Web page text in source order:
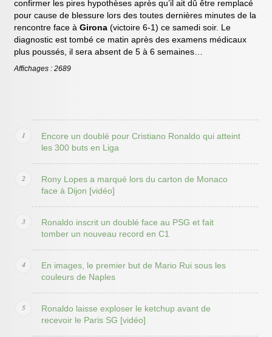
confirmer les pires hypothèses après qu’il ait dû être remplacé
pour cause de blessure lors des toutes dernières minutes de la
rencontre face àGirona(victoire 6-1) ce samedi soir. Le
diagnostic est tombé ce matin après des examens médicaux
plus poussés, il sera absent de 5 à 6 semaines…
Affichages : 2689
Encore un doublé pour Cristiano Ronaldo qui atteint
les 300 buts en Liga
Rony Lopes a marqué lors du carton de Monaco
face à Dijon [vidéo]
Ronaldo inscrit un doublé face au PSG et fait
tomber un nouveau record en C1
En images, le premier but de Mario Rui sous les
couleurs de Naples
Ronaldo laisse exploser le ketchup avant de
recevoir le Paris SG [vidéo]